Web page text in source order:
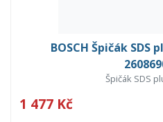
BOSCH Špičák SDS
Špičák SDS
1 477 Kč